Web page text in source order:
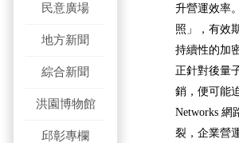
民意廣場
地方新聞
綜合新聞
洪園博物館
邱彰專欄
升營運效率
照」，有效
持續性的加
正針對後量
銷，便可能
Networks 網
裂，企業營